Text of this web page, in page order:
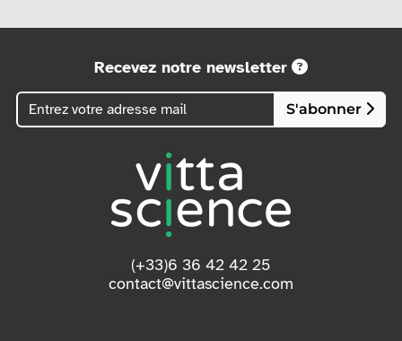
Recevez notre newsletter
S'abonner
(+33)6 36 42 42 25
contact@vittascience.com